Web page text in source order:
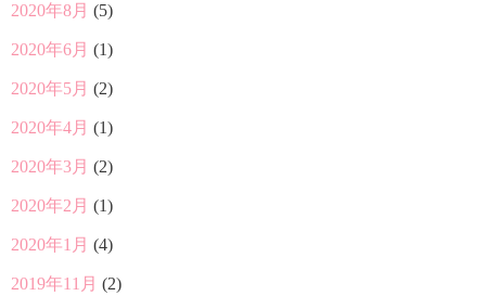
2020年8月 (5)
2020年6月 (1)
2020年5月 (2)
2020年4月 (1)
2020年3月 (2)
2020年2月 (1)
2020年1月 (4)
2019年11月 (2)